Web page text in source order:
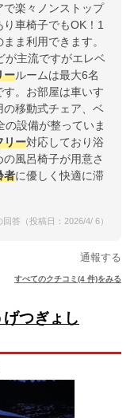
で楽々ノンストップ
車椅子でもOK！1
ま利用できます。
が主流ですがエレベ
ールームは最大6名
。お部屋は車いす
移動式チェア、ベ
の設備が整っていま
リー対応しており浴
風呂椅子が用意さ
者に優しく快適に滞
答（投稿日：2026/4/ 6）
通報する
すべてのクチコミ(4 件)をみる
つぎょし